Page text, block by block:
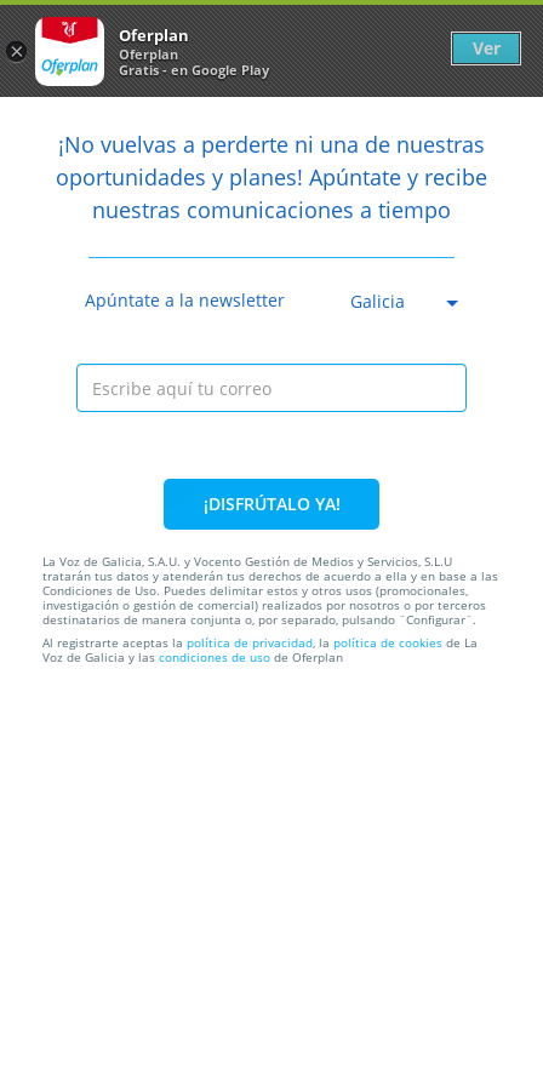

Caducada
36% 62,70€ 39,95€
Entradas Toon Story, Film Symphony Orchestra. A
Coruña. Domi...
Palacio de la Ópera A Coruña
arrow_back Newsletter
¡No vuelvas a perderte ni una de nuestras
oportunidades y planes! Apúntate y recibe
nuestras comunicaciones a tiempo
Apúntate a la newsletter Galicia
¡DISFRÚTALO YA!
La Voz de Galicia, S.A.U. y Vocento Gestión de Medios y Servicios, S.L.U
tratarán tus datos y atenderán tus derechos de acuerdo a ella y en base a las
Condiciones de Uso. Puedes delimitar estos y otros usos (promocionales,
investigación o gestión de comercial) realizados por nosotros o por terceros
destinatarios de manera conjunta o, por separado, pulsando ¨Configurar¨.
Al registrarte aceptas la política de privacidad, la política de cookies de La
Voz de Galicia y las condiciones de uso de Oferplan
×
Oferplan
Oferplan
Gratis - en Google Play
Ver